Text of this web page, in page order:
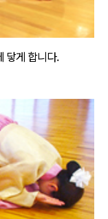
닿게 합니다.